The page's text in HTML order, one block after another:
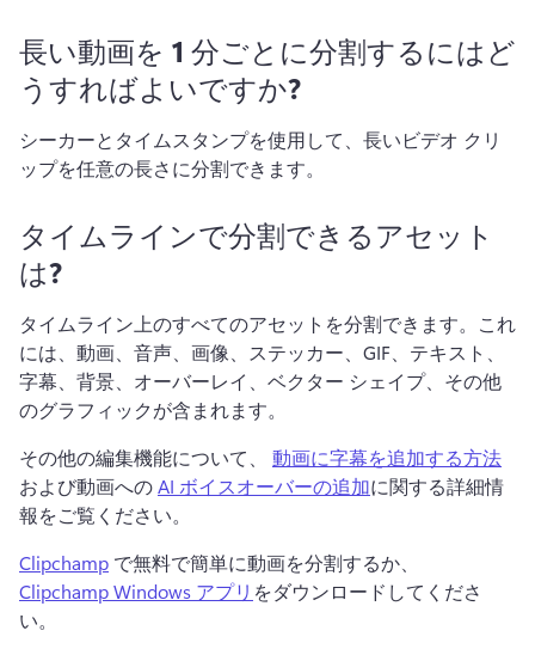
長い動画を 1 分ごとに分割するにはど
うすればよいですか?
シーカーとタイムスタンプを使用して、長いビデオ クリ
ップを任意の長さに分割できます。
タイムラインで分割できるアセット
は?
タイムライン上のすべてのアセットを分割できます。これ
には、動画、音声、画像、ステッカー、GIF、テキスト、
字幕、背景、オーバーレイ、ベクター シェイプ、その他
のグラフィックが含まれます。
その他の編集機能について、 動画に字幕を追加する方法
および動画への AI ボイスオーバーの追加に関する詳細情
報をご覧ください。
Clipchamp で無料で簡単に動画を分割するか、
Clipchamp Windows アプリ をダウンロードしてくださ
い。